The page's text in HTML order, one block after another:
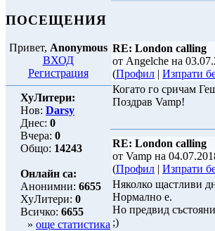
ПОСЕЩЕНИЯ
Привет, Anonymous
ВХОД
Регистрация
ХуЛитери:
Нов: Darsy
Днес: 0
Вчера: 0
Общо: 14243
Онлайн са:
Анонимни: 6655
ХуЛитери: 0
Всичко: 6655
» още статистика
RE: London calling
от Angelche на
(Профил | Изпрати
Когато го сричам
Поздрав Vamp!
RE: London calling
от Vamp на
(Профил | Изпрати
Няколко щастливи
Нормално е.
Но предвид
;)